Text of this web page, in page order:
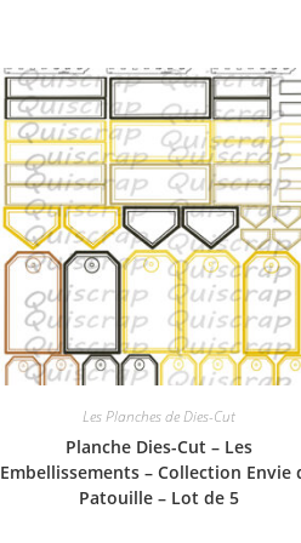
Les Planches de Dies-Cut
Planche Dies-Cut – Les
Embellissements – Collection Envie
Patouille – Lot de 5